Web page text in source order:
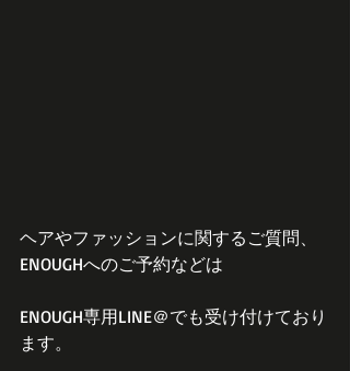
ヘアやファッションに関するご質問、
ENOUGHへのご予約などは
ENOUGH専用LINE＠でも受け付けており
ます。